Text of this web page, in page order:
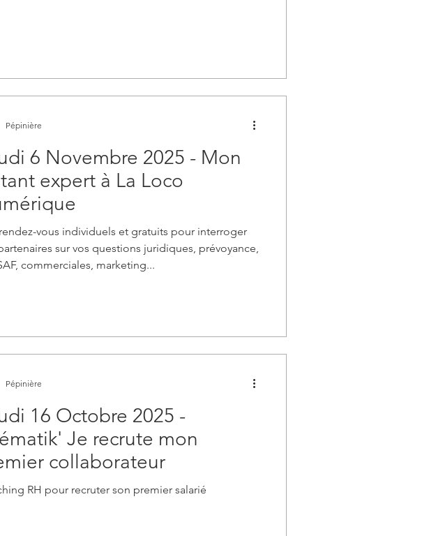
6 Novembre 2025 - Mon
expert à La Loco
vous individuels et gratuits pour interroger
sur vos questions juridiques, prévoyance,
commerciales, marketing...
Pépinière
16 Octobre 2025 -
Je recrute mon
collaborateur
RH pour recruter son premier salarié
Pépinière